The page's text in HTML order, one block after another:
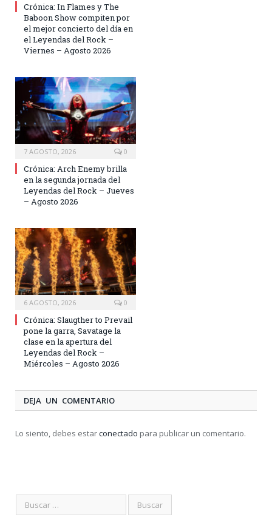
Crónica: In Flames y The
Baboon Show compiten por
el mejor concierto del día en
el Leyendas del Rock –
Viernes – Agosto 2026
7 AGOSTO, 2026 0
Crónica: Arch Enemy brilla
en la segunda jornada del
Leyendas del Rock – Jueves
– Agosto 2026
6 AGOSTO, 2026 0
Crónica: Slaugther to Prevail
pone la garra, Savatage la
clase en la apertura del
Leyendas del Rock –
Miércoles – Agosto 2026
DEJA UN COMENTARIO
Lo siento, debes estarconectado para publicar un comentario.